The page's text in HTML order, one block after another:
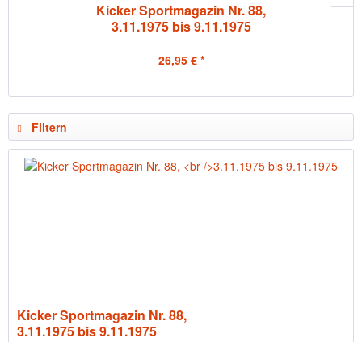
Kicker Sportmagazin Nr. 88,
3.11.1975 bis 9.11.1975
26,95 € *
Filtern
Kicker Sportmagazin Nr. 88,
3.11.1975 bis 9.11.1975